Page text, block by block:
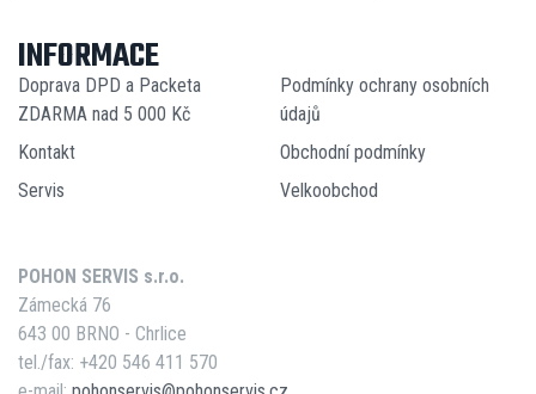
INFORMACE
Doprava DPD a Packeta
ZDARMA nad 5 000 Kč
Podmínky ochrany osobních
údajů
Kontakt
Obchodní podmínky
Servis
Velkoobchod
POHON SERVIS s.r.o.
Zámecká 76
643 00 BRNO - Chrlice
tel./fax: +420 546 411 570